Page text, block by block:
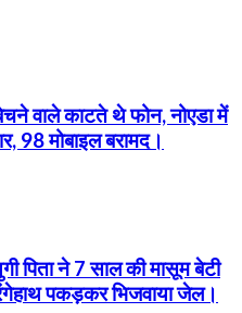
वाले काटते थे फोन, नोएडा में
98 मोबाइल बरामद।
पिता ने 7 साल की मासूम बेटी
पकड़कर भिजवाया जेल।